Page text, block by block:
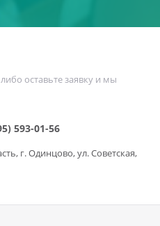
оставьте заявку и мы
593-01-56
г. Одинцово, ул. Советская,